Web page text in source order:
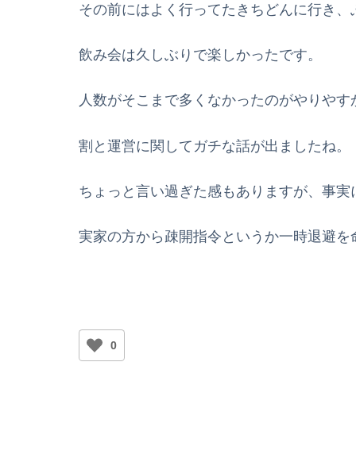
その前にはよく行ってたきちどんに行き
飲み会は久しぶりで楽しかったです。
人数がそこまで多くなかったのがやりやす
割と運営に関してガチな話が出ましたね。
ちょっと言い過ぎた感もありますが、事
実家の方から疎開指令というか一時退避
0